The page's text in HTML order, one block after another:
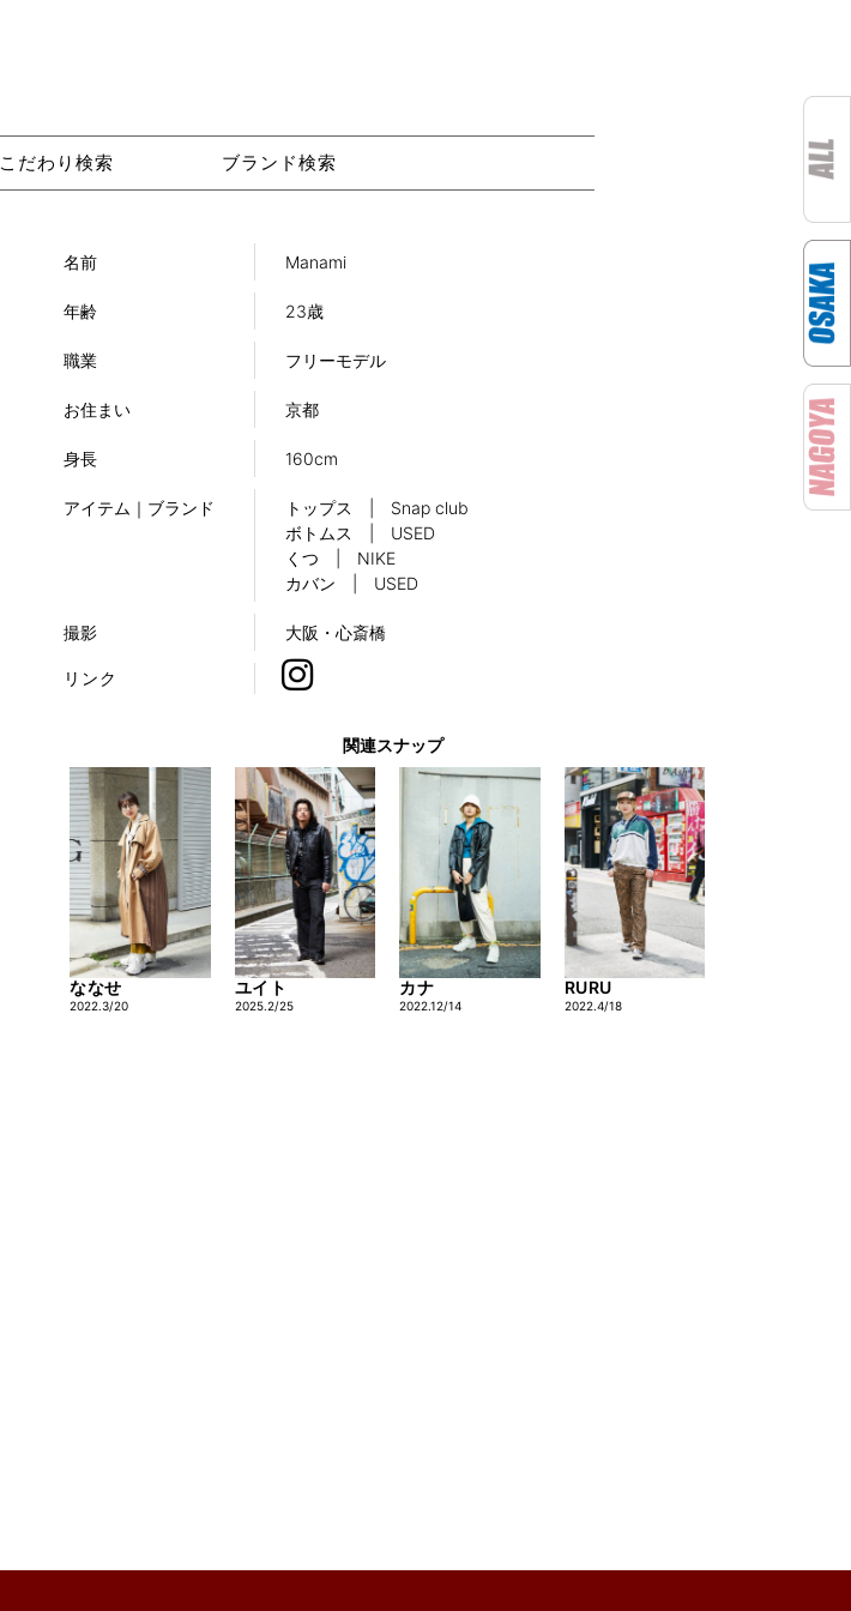
こだわり検索 ブランド検索
名前 Manami
年齢 23歳
職業 フリーモデル
お住まい 京都
身長 160cm
アイテム｜ブランド
トップス | Snap club
ボトムス | USED
くつ | NIKE
カバン | USED
撮影 大阪・心斎橋
リンク
関連スナップ
ななせ
2022.3/20
ユイト
2025.2/25
カナ
2022.12/14
RURU
2022.4/18